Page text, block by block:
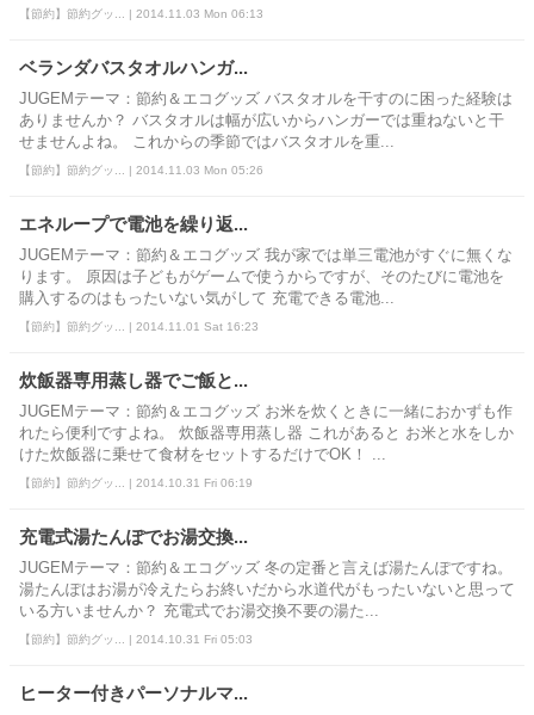
【節約】節約グッ... | 2014.11.03 Mon 06:13
ベランダバスタオルハンガ...
JUGEMテーマ：節約＆エコグッズ バスタオルを干すのに困った経験は
ありませんか？ バスタオルは幅が広いからハンガーでは重ねないと干
せませんよね。 これからの季節ではバスタオルを重...
【節約】節約グッ... | 2014.11.03 Mon 05:26
エネループで電池を繰り返...
JUGEMテーマ：節約＆エコグッズ 我が家では単三電池がすぐに無くな
ります。 原因は子どもがゲームで使うからですが、そのたびに電池を
購入するのはもったいない気がして 充電できる電池...
【節約】節約グッ... | 2014.11.01 Sat 16:23
炊飯器専用蒸し器でご飯と...
JUGEMテーマ：節約＆エコグッズ お米を炊くときに一緒におかずも作
れたら便利ですよね。 炊飯器専用蒸し器 これがあると お米と水をしか
けた炊飯器に乗せて食材をセットするだけでOK！ ...
【節約】節約グッ... | 2014.10.31 Fri 06:19
充電式湯たんぽでお湯交換...
JUGEMテーマ：節約＆エコグッズ 冬の定番と言えば湯たんぽですね。
湯たんぽはお湯が冷えたらお終いだから水道代がもったいないと思って
いる方いませんか？ 充電式でお湯交換不要の湯た...
【節約】節約グッ... | 2014.10.31 Fri 05:03
ヒーター付きパーソナルマ...